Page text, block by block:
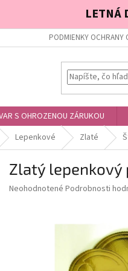
LETNÁ
PODMIENKY OCHRANY
S OHROZENOU ZÁRUKOU
Lepenkové Zlaté
Zlatý
Priemerné
Neohodnotené Podrobnosti